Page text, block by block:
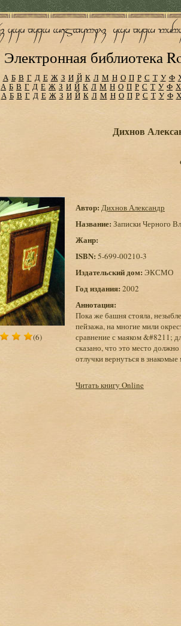
Электронная библиотека
А Б В Г Д Е Ж З И Й К Л М Н О П Р С Т У Ф
А Б В Г Д Е Ж З И Й К Л М Н О П Р С Т У Ф Х
А Б В Г Д Е Ж З И Й К Л М Н О П Р С Т У Ф Х
Дихнов
(6)
Автор: Дихнов Александр
Название: Записки Черного
Жанр:
ISBN: 5-699-00210-3
Издательский дом: ЭКСМО
Год издания: 2002
Аннотация:
Пока же башня стояла,
пейзажа, на многие мили
сравнение с маяком &#8211;
сказано, что это место
отлучки вернуться в
Читать книгу Online